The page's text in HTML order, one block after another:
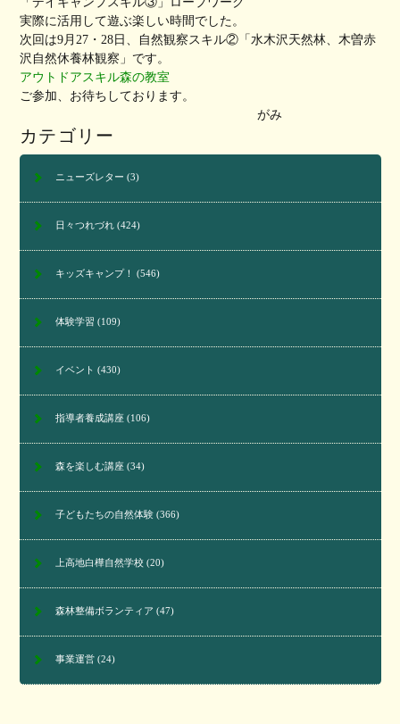
実際に活用して遊ぶ楽しい時間でした。
次回は9月27・28日、自然観察スキル②「水木沢天然林、木曽赤
沢自然休養林観察」です。
アウトドアスキル森の教室
ご参加、お待ちしております。
がみ
カテゴリー
ニューズレター (3)
日々つれづれ(424)
キッズキャンプ！ (546)
体験学習 (109)
イベント (430)
指導者養成講座(106)
森を楽しむ講座(34)
子どもたちの自然体験(366)
上高地白樺自然学校(20)
森林整備ボランティア (47)
事業運営(24)